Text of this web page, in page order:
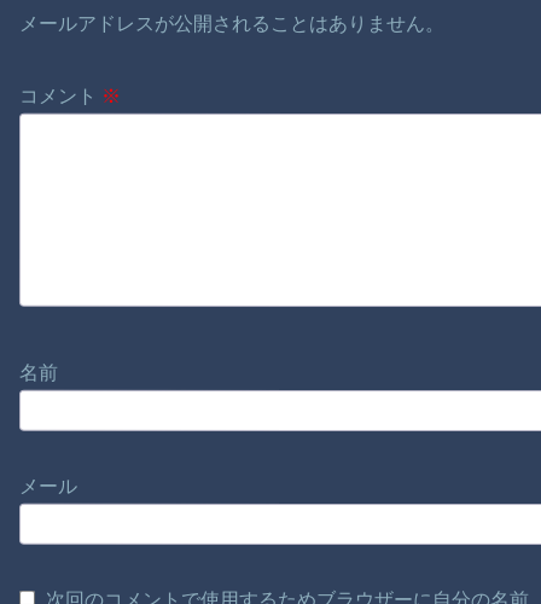
メールアドレスが公開されることはありません。
コメント ※
名前
メール
次回のコメントで使用するためブラウザーに自分の名